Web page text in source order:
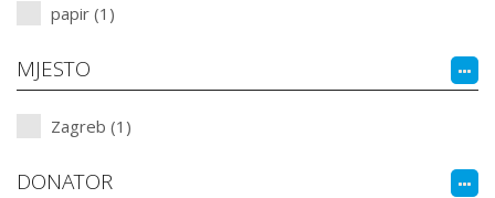
papir (1)
MJESTO
Zagreb (1)
DONATOR